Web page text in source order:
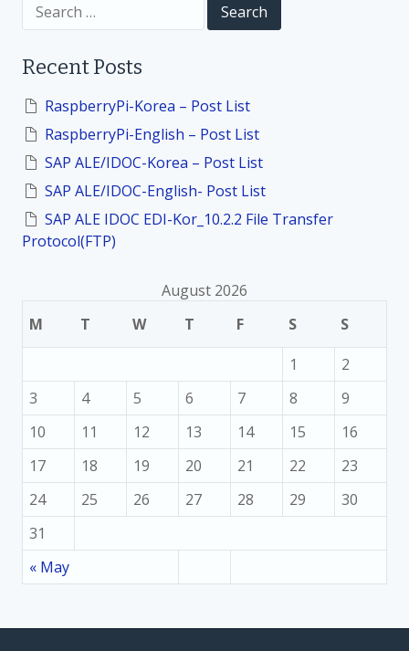
n
c
o
Recent Posts
RaspberryPi-Korea – Post List
RaspberryPi-English – Post List
SAP ALE/IDOC-Korea – Post List
SAP ALE/IDOC-English- Post List
SAP ALE IDOC EDI-Kor_10.2.2 File Transfer
Protocol(FTP)
August 2026
M
T W T F S S
« May
1
2
3
4 5 6 7 8
9
10
11 12 13 14 15
16
17
18 19 20 21 22
23
24
25 26 27 28 29
30
31